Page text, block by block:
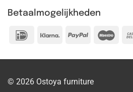
Betaalmogelijkheden
IDeal Klarna PayPal
© 2026 Ostoya furniture